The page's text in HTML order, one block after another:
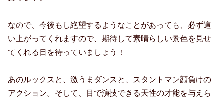
なので、今後もし絶望するようなことがあっても、必ず這
い上がってくれますので、期待して素晴らしい景色を見せ
てくれる日を待っていましょう！
あのルックスと、激うまダンスと、スタントマン顔負けの
アクション。そして、目で演技できる天性の才能を与えら